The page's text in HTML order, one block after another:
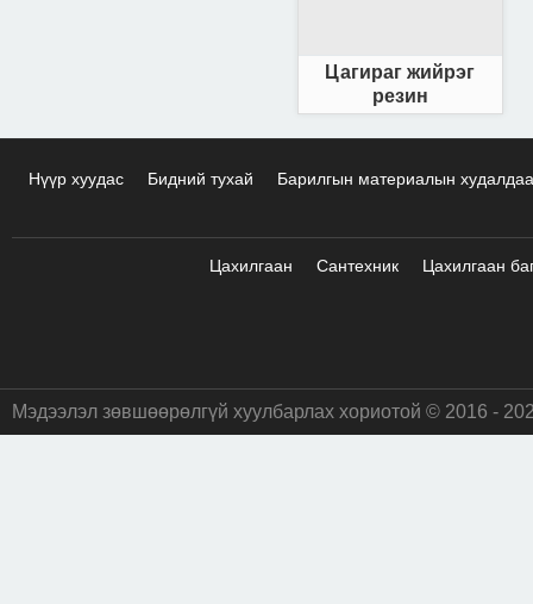
Цагираг жийрэг
резин
Нүүр хуудас Бидний тухай Барилгын материалын
Цахилгаан Сантехник Цахилгаан
Мэдээлэл зөвшөөрөлгүй хуулбарлах хориотой © 2016 -